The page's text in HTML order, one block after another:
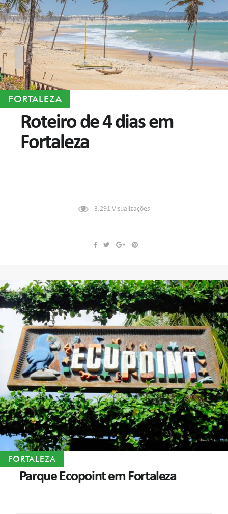
FORTALEZA
Roteiro de 4 dias em
Fortaleza
3.291 Visualizações
FORTALEZA
Parque Ecopoint em Fortaleza